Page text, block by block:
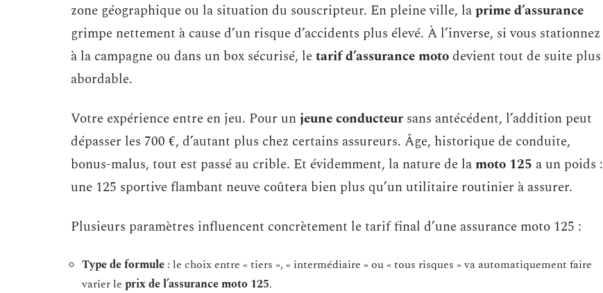
zone géographique ou la situation du souscripteur. En pleine ville, laprime d’assurance
grimpe nettement à cause d’un risque d’accidents plus élevé. À l’inverse, si vous stationnez
à la campagne ou dans un box sécurisé, letarif d’assurance motodevient tout de suite plus
abordable.
Votre expérience entre en jeu. Pour unjeune conducteur sans antécédent, l’addition peut
dépasser les 700 €, d’autant plus chez certains assureurs. Âge, historique de conduite,
bonus-malus, tout est passé au crible. Et évidemment, la nature de lamoto 125 a un poids :
une 125 sportive flambant neuve coûtera bien plus qu’un utilitaire routinier à assurer.
Plusieurs paramètres influencent concrètement le tarif final d’une assurance moto 125 :
Type de formule : le choix entre « tiers », « intermédiaire » ou « tous risques » va automatiquement faire
varier le prix de l’assurance moto 125.